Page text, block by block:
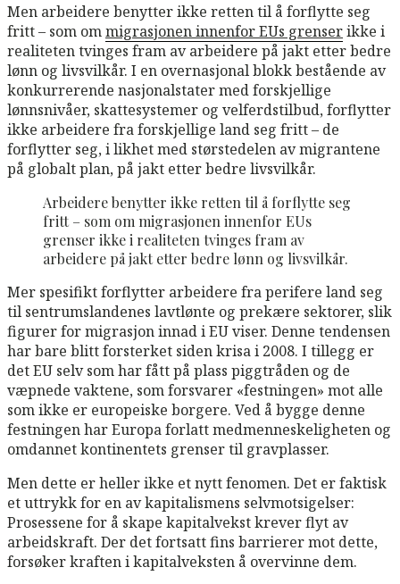
Men arbeidere benytter ikke retten til å forflytte seg
fritt – som ommigrasjonen innenfor EUs grenserikke i
realiteten tvinges fram av arbeidere på jakt etter bedre
lønn og livsvilkår. I en overnasjonal blokk bestående av
konkurrerende nasjonalstater med forskjellige
lønnsnivåer, skattesystemer og velferdstilbud, forflytter
ikke arbeidere fra forskjellige land seg fritt – de
forflytter seg, i likhet med størstedelen av migrantene
på globalt plan, på jakt etter bedre livsvilkår.
Arbeidere benytter ikke retten til å forflytte seg
fritt – som om migrasjonen innenfor EUs
grenser ikke i realiteten tvinges fram av
arbeidere på jakt etter bedre lønn og livsvilkår.
Mer spesifikt forflytter arbeidere fra perifere land seg
til sentrumslandenes lavtlønte og prekære sektorer, slik
figurer for migrasjon innad i EU viser. Denne tendensen
har bare blitt forsterket siden krisa i 2008. I tillegg er
det EU selv som har fått på plass piggtråden og de
væpnede vaktene, som forsvarer «festningen» mot alle
som ikke er europeiske borgere. Ved å bygge denne
festningen har Europa forlatt medmenneskeligheten og
omdannet kontinentets grenser til gravplasser.
Men dette er heller ikke et nytt fenomen. Det er faktisk
et uttrykk for en av kapitalismens selvmotsigelser:
Prosessene for å skape kapitalvekst krever flyt av
arbeidskraft. Der det fortsatt fins barrierer mot dette,
forsøker kraften i kapitalveksten å overvinne dem.